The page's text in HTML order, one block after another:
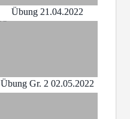
Übung 21.04.2022
Übung Gr. 2 02.05.2022